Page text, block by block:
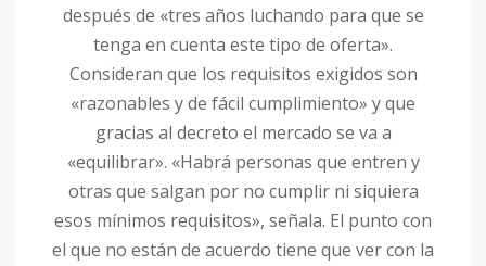
después de «tres años luchando para que se
tenga en cuenta este tipo de oferta».
Consideran que los requisitos exigidos son
«razonables y de fácil cumplimiento» y que
gracias al decreto el mercado se va a
«equilibrar». «Habrá personas que entren y
otras que salgan por no cumplir ni siquiera
esos mínimos requisitos», señala. El punto con
el que no están de acuerdo tiene que ver con la